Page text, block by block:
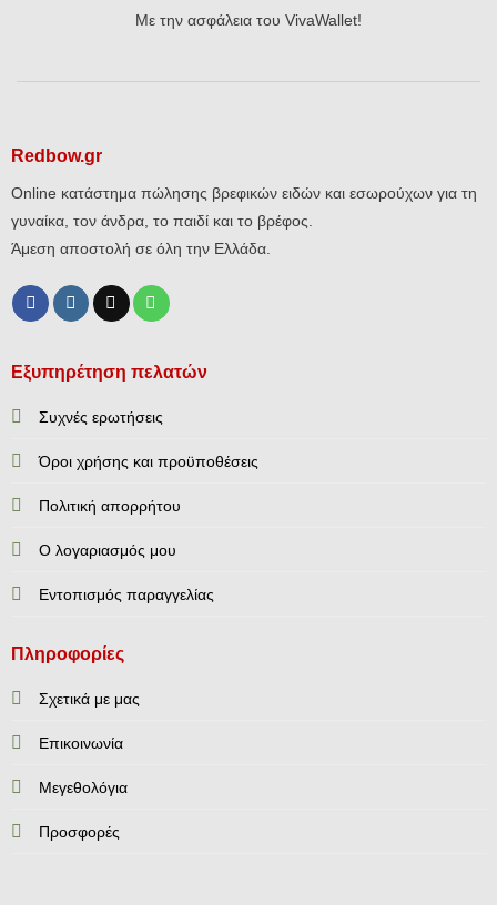
Με την ασφάλεια του VivaWallet!
Redbow.gr
Online κατάστημα πώλησης βρεφικών ειδών και εσωρούχων για τη
γυναίκα, τον άνδρα, το παιδί και το βρέφος.
Άμεση αποστολή σε όλη την Ελλάδα.
Εξυπηρέτηση πελατών
Συχνές ερωτήσεις
Όροι χρήσης και προϋποθέσεις
Πολιτική απορρήτου
Ο λογαριασμός μου
Εντοπισμός παραγγελίας
Πληροφορίες
Σχετικά με μας
Επικοινωνία
Mεγεθολόγια
Προσφορές